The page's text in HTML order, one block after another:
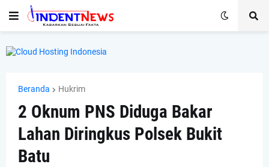
Beranda Hukrim
2 Oknum PNS Diduga Bakar
Lahan Diringkus Polsek Bukit
Batu